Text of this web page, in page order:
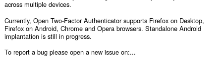
across multiple devices.
Currently, Open Two-Factor Authenticator supports Firefox on Desktop,
Firefox on Android, Chrome and Opera browsers. Standalone Android
implantation is still in progress.
To report a bug please open a new issue on:...